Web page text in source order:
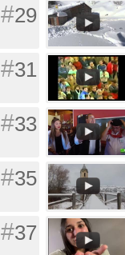
#29
#31
#33
#35
#37